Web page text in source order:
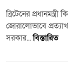
ব্রিটেনের
জোরালোভাবে
সরকার...বিস্তারিত